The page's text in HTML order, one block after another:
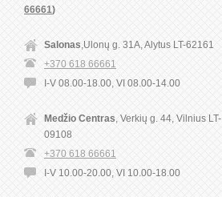
66661)
Salonas ,Ulonų g. 31A, Alytus LT-62161
+370 618 66661
I-V 08.00-18.00, VI 08.00-14.00
Medžio Centras , Verkių g. 44, Vilnius LT-
09108
+370 618 66661
I-V 10.00-20.00, VI 10.00-18.00